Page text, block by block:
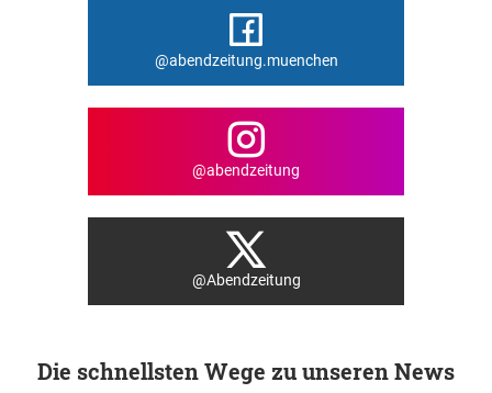
@abendzeitung.muenchen
@abendzeitung
@Abendzeitung
Die schnellsten Wege zu unseren News